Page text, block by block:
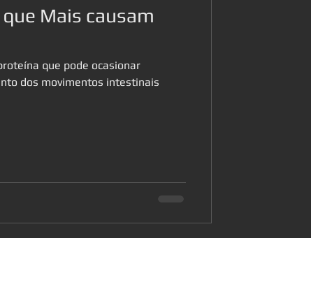
Mais causam
que pode ocasionar
dos movimentos intestinais